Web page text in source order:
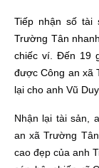
Tiếp nhận số tài
Trường Tân
chiếc ví. Đến 19
được Công an xã
lại cho anh Vũ
Nhận lại tài sản,
an xã Trường
cao đẹp của anh